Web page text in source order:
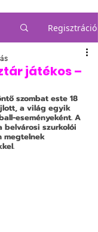
Regisztráció
játékos –
szombat este 18
a világ egyik
eseményeként. A
belvárosi szurkolói
megtelnek